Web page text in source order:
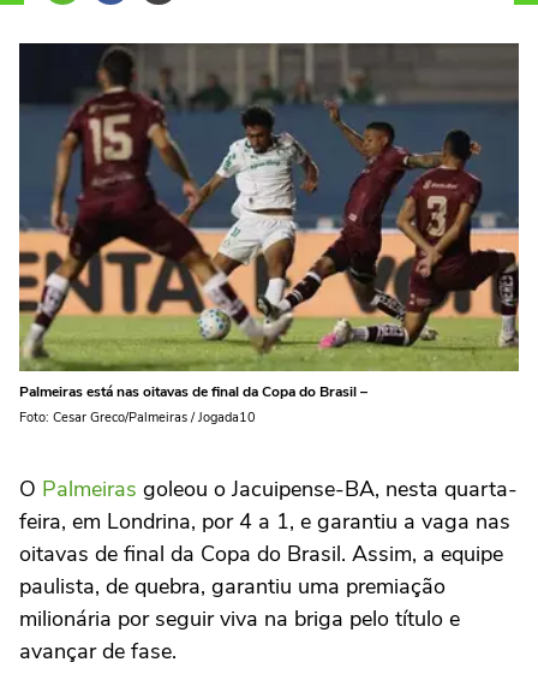
Palmeiras está nas oitavas de final da Copa do Brasil –
Foto: Cesar Greco/Palmeiras / Jogada10
O Palmeiras goleou o Jacuipense-BA, nesta quarta-
feira, em Londrina, por 4 a 1, e garantiu a vaga nas
oitavas de final da Copa do Brasil. Assim, a equipe
paulista, de quebra, garantiu uma premiação
milionária por seguir viva na briga pelo título e
avançar de fase.